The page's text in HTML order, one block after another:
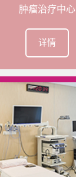
肿瘤治疗中心
详情